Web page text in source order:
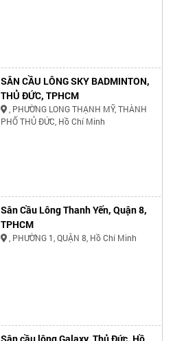
SÂN CẦU LÔNG SKY BADMINTON,
THỦ ĐỨC, TPHCM
, PHƯỜNG LONG THẠNH MỸ, THÀNH
PHỐ THỦ ĐỨC, Hồ Chí Minh
Sân Cầu Lông Thanh Yến, Quận 8,
TPHCM
, PHƯỜNG 1, QUẬN 8, Hồ Chí Minh